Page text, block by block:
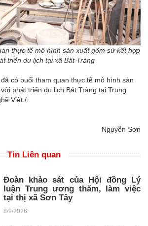
thực tế mô hình sản xuất gốm sứ kết hợp
triển du lịch tại xã Bát Tràng
có buổi tham quan thực tế mô hình sản
phát triển du lịch Bát Tràng tại Trung
Việt./.
Nguyễn Sơn
Tin Liên quan
Đoàn khảo sát của Hội đồng Lý
luận Trung ương thăm, làm việc
tại thị xã Sơn Tây
8/9/2026